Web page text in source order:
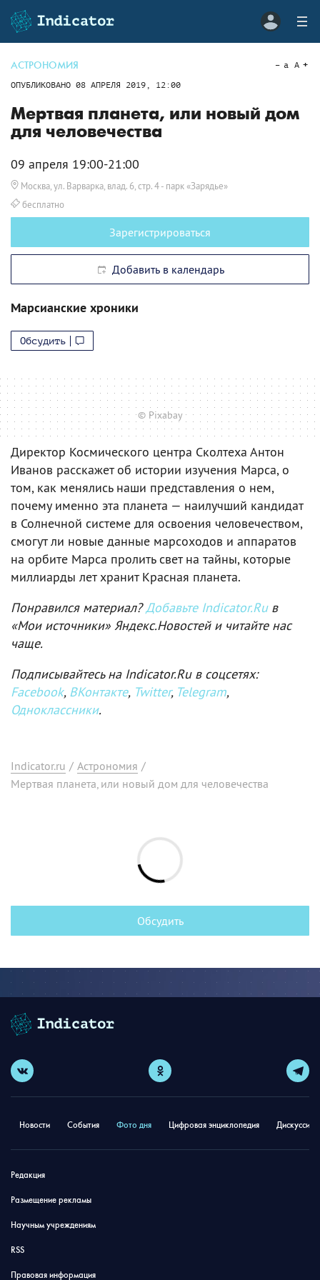
АСТРОНОМИЯ
ОПУБЛИКОВАНО 08 АПРЕЛЯ 2019, 12:00
a A
Мертвая планета, или новый дом
для человечества
09 апреля 19:00-21:00
Москва, ул. Варварка, влад. 6, стр. 4- парк «Зарядье»
бесплатно
Зарегистрироваться
Добавить в календарь
Марсианские хроники
Обсудить
© Pixabay
Директор Космического центра Сколтеха Антон
Иванов расскажет об истории изучения Марса, о
том, как менялись наши представления о нем,
почему именно эта планета — наилучший кандидат
в Солнечной системе для освоения человечеством,
смогут ли новые данные марсоходов и аппаратов
на орбите Марса пролить свет на тайны, которые
миллиарды лет хранит Красная планета.
Понравился материал?Добавьте Indicator.Ruв
«Мои источники» Яндекс.Новостей и читайте нас
чаще.
Подписывайтесь на Indicator.Ru в соцсетях:
Facebook, ВКонтакте, Twitter, Telegram,
Одноклассники.
Indicator.ru / Астрономия /
Мертвая планета, или новый дом для человечества
Обсудить
Новости События Фото дня Цифровая энциклопедия
Редакция
Размещение рекламы
Научным учреждениям
RSS
Правовая информация